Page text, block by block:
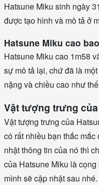
Hatsune Miku sinh ngày
được tạo hình và mô tả ở
Hatsune Miku cao
Hatsune Miku cao 1m58
sự mô tả lại, chứ đã là
nặng và chiều cao như
Vật tượng trưng
Vật tượng trưng của
có rất nhiều bạn thắc
nhật thông tin của nó thì
của Hatsune Miku là
mình sẽ cập nhật sau nhé.